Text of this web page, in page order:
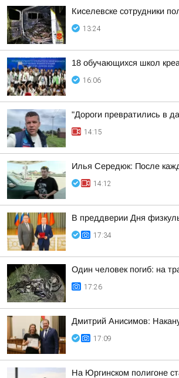
Киселевске сотрудники
13:24
18 обучающихся школ
16:06
"Дороги превратились в
14:15
Илья Середюк: После
14:12
В преддверии Дня
17:34
Один человек погиб: на
17:26
Дмитрий Анисимов:
17:09
На Юргинском полигоне